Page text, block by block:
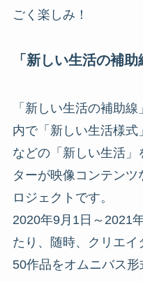
ごく楽しみ！
「新しい生活の補
「新しい生活の補助
内で「新しい生活様
などの「新しい生活」
ターが映像コンテン
ロジェクトです。
2020年9月1日～2021
たり、随時、クリエ
50作品をオムニバス形